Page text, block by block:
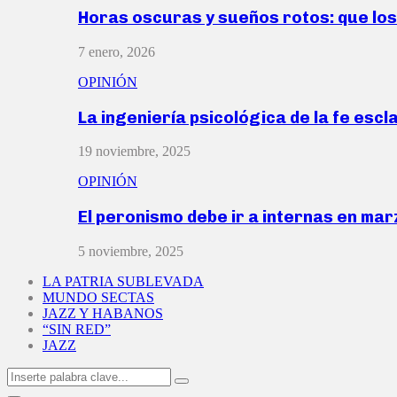
Horas oscuras y sueños rotos: que
7 enero, 2026
OPINIÓN
La ingeniería psicológica de la fe
19 noviembre, 2025
OPINIÓN
El peronismo debe ir a internas en
5 noviembre, 2025
LA PATRIA SUBLEVADA
MUNDO SECTAS
JAZZ Y HABANOS
“SIN RED”
JAZZ
Search
for:
Search